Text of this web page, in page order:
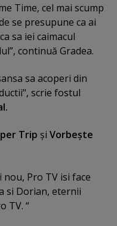
Time, cel mai scump
se presupune ca ai
sa iei caimacul
continuă Gradea.
sa acoperi din
scrie fostul
Trip şi Vorbeşte
nou, Pro TV isi face
si Dorian, eternii
TV. “